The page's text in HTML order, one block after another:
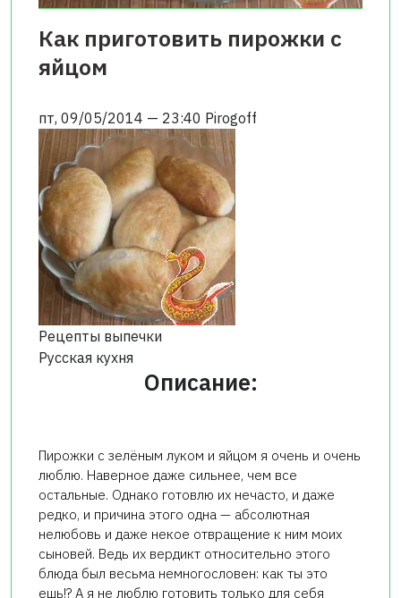
Как приготовить пирожки с
яйцом
пт, 09/05/2014 — 23:40 Pirogoff
Рецепты выпечки
Русская кухня
Описание:
Пирожки с зелёным луком и яйцом я очень и очень
люблю. Наверное даже сильнее, чем все
остальные. Однако готовлю их нечасто, и даже
редко, и причина этого одна — абсолютная
нелюбовь и даже некое отвращение к ним моих
сыновей. Ведь их вердикт относительно этого
блюда был весьма немногословен: как ты это
ешь!? А я не люблю готовить только для себя